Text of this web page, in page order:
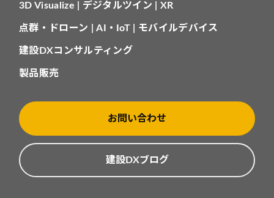
3D Visualize | デジタルツイン | XR
点群・ドローン | AI・IoT | モバイルデバイス
建設DXコンサルティング
製品販売
お問い合わせ
建設DXブログ